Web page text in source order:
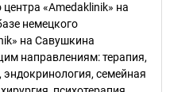
«Amedaklinik» на
немецкого
на Савушкина
направлениям: терапия,
эндокринология, семейная